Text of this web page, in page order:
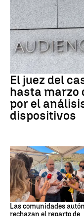
Caso Koldo
El juez del
hasta marzo
por el
dispositivos
Crisis Migratoria
Las comunidades
rechazan el reparto de